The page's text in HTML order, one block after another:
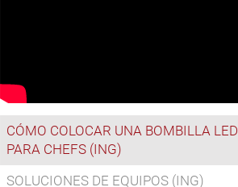
CÓMO COLOCAR UNA BOMBILLA LED
PARA CHEFS (ING)
SOLUCIONES DE EQUIPOS (ING)